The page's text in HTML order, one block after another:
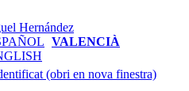
VALENCIÀ
(obri en nova finestra)